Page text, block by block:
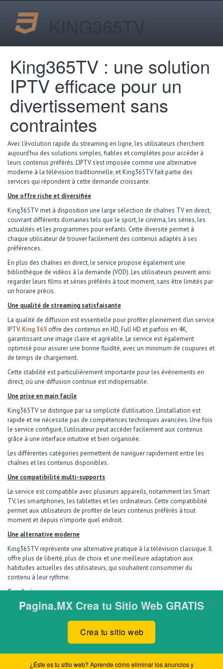
King365TV : une solution
IPTV efficace pour un
divertissement sans
contraintes
Avec l’évolution rapide du streaming en ligne, les utilisateurs cherchent
aujourd’hui des solutions simples, fiables et complètes pour accéder à
leurs contenus préférés. L’IPTV s’est imposée comme une alternative
moderne à la télévision traditionnelle, et King365TV fait partie des
services qui répondent à cette demande croissante.
Une offre riche et diversifiée
King365TV met à disposition une large sélection de chaînes TV en direct,
couvrant différents domaines tels que le sport, le cinéma, les séries, les
actualités et les programmes pour enfants. Cette diversité permet à
chaque utilisateur de trouver facilement des contenus adaptés à ses
préférences.
En plus des chaînes en direct, le service propose également une
bibliothèque de vidéos à la demande (VOD). Les utilisateurs peuvent ainsi
regarder leurs films et séries préférés à tout moment, sans être limités par
un horaire précis.
Une qualité de streaming satisfaisante
La qualité de diffusion est essentielle pour profiter pleinement d’un service
IPTV. King 365 offre des contenus en HD, Full HD et parfois en 4K,
garantissant une image claire et agréable. Le service est également
optimisé pour assurer une bonne fluidité, avec un minimum de coupures et
de temps de chargement.
Cette stabilité est particulièrement importante pour les événements en
direct, où une diffusion continue est indispensable.
Une prise en main facile
King365TV se distingue par sa simplicité d’utilisation. L’installation est
rapide et ne nécessite pas de compétences techniques avancées. Une fois
le service configuré, l’utilisateur peut accéder facilement aux contenus
grâce à une interface intuitive et bien organisée.
Les différentes catégories permettent de naviguer rapidement entre les
chaînes et les contenus disponibles.
Une compatibilité multi-supports
Le service est compatible avec plusieurs appareils, notamment les Smart
TV, les smartphones, les tablettes et les ordinateurs. Cette compatibilité
permet aux utilisateurs de profiter de leurs contenus préférés à tout
moment et depuis n’importe quel endroit.
Une alternative moderne
King365TV représente une alternative pratique à la télévision classique. Il
offre plus de liberté, plus de choix et une meilleure adaptation aux
habitudes actuelles des utilisateurs, qui souhaitent consommer du
contenu à leur rythme.
Conclusion
King365TV est une solution IPTV complète qui combine simplicité,
d’utilisation, il permet de profiter d’une expérience de streaming moderne
et flexible, adaptée aux besoins de chacun.
© 2017Pagina.mx